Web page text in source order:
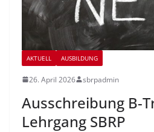
AKTUELL AUSBILDUNG
26. April 2026 sbrpadmin
Ausschreibung B-
Lehrgang SBRP